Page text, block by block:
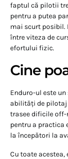
faptul că pilotii
pentru a putea
mai scurt posibil.
între viteza de
efortului fizic.
Cine
Enduro-ul este
abilități de pilotaj
trasee dificile off-
pentru a practica
la începători la
Cu toate